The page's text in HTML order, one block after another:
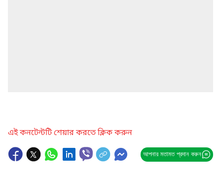
এই কনটেন্টটি শেয়ার করতে ক্লিক করুন
আপনার মতামত প্রদান করুন